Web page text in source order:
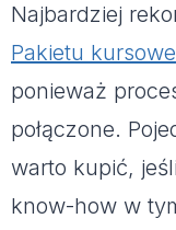
Najbardziej
Pakietu
ponieważ
połączone.
warto kupić,
know-how w